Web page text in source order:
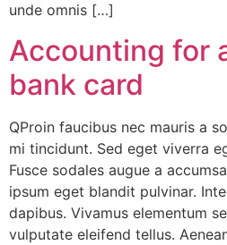
unde omnis […]
Accounting for
bank card
QProin faucibus nec mauris a
mi tincidunt. Sed eget viverra
Fusce sodales augue a
ipsum eget blandit pulvinar.
dapibus. Vivamus elementum
vulputate eleifend tellus.